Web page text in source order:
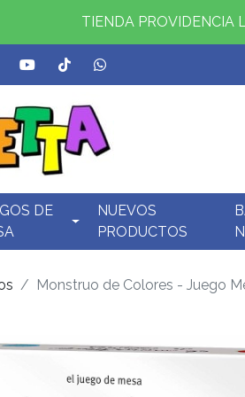
TIENDA PROVIDENCIA
DE
NUEVOS
PRODUCTOS
Monstruo de Colores - Juego